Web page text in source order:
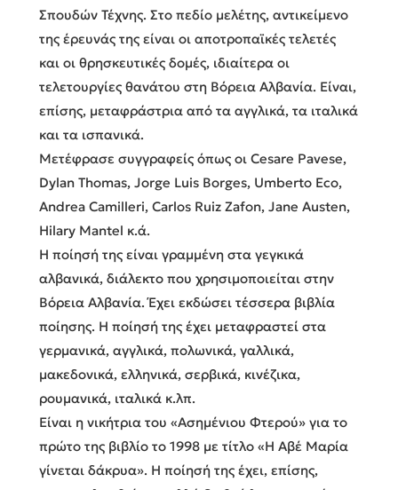
Σπουδών Τέχνης. Στο πεδίο μελέτης, αντικείμενο
της έρευνάς της είναι οι αποτροπαϊκές τελετές
και οι θρησκευτικές δομές, ιδιαίτερα οι
τελετουργίες θανάτου στη Βόρεια Αλβανία. Είναι,
επίσης, μεταφράστρια από τα αγγλικά, τα ιταλικά
και τα ισπανικά.
Μετέφρασε συγγραφείς όπως οι Cesare Pavese,
Dylan Thomas, Jorge Luis Borges, Umberto Eco,
Andrea Camilleri, Carlos Ruiz Zafon, Jane Austen,
Hilary Mantel κ.ά.
Η ποίησή της είναι γραμμένη στα γεγκικά
αλβανικά, διάλεκτο που χρησιμοποιείται στην
Βόρεια Αλβανία. Έχει εκδώσει τέσσερα βιβλία
ποίησης. Η ποίησή της έχει μεταφραστεί στα
γερμανικά, αγγλικά, πολωνικά, γαλλικά,
μακεδονικά, ελληνικά, σερβικά, κινέζικα,
ρουμανικά, ιταλικά κ.λπ.
Είναι η νικήτρια του «Ασημένιου Φτερού» για το
πρώτο της βιβλίο το 1998 με τίτλο «Η Αβέ Μαρία
γίνεται δάκρυα». Η ποίησή της έχει, επίσης,